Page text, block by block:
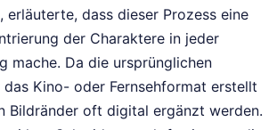
erläuterte, dass dieser Prozess eine
der Charaktere in jeder
mache. Da die ursprünglichen
das Kino- oder Fernsehformat erstellt
Bildränder oft digital ergänzt werden.